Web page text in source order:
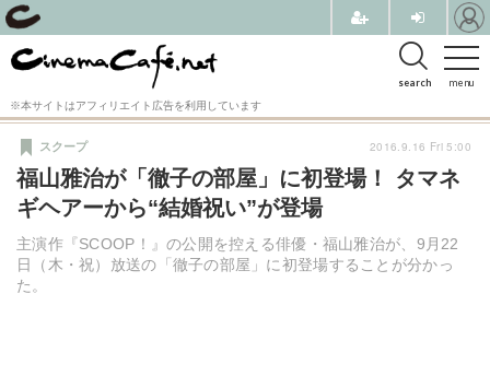
menu
search
※本サイトはアフィリエイト広告を利用しています
福山雅治が「徹子の部屋」に初登場！ タマネ
ギヘアーから“結婚祝い”が登場
主演作『SCOOP！』の公開を控える俳優・福山雅治が、9月22
日（木・祝）放送の「徹子の部屋」に初登場することが分かっ
た。
スクープ 2016.9.16 Fri 5:00